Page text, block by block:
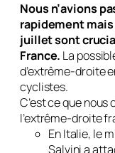
Nous n’avions
rapidement
juillet sont
France. La
d’extrême-droite
cyclistes.
C’est ce que
l’extrême-droite
En Italie, le
Salvini a